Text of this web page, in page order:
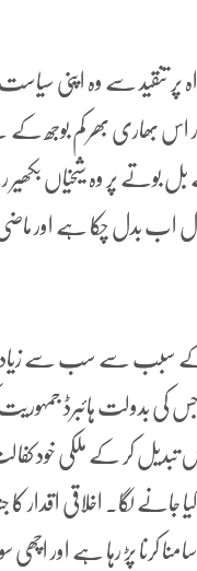
سے وہ اپنی سیاست
اس بھاری بھر کم بوجھ کے
پر وہ شیخیاں
اب بدل چکا ہے اور
سے سب سے زیادہ
کی بدولت ہائبرڈ
کر کے ملکی خود
جانے لگا۔ اخلاقی اقدار
کرنا پڑ رہا ہے اور